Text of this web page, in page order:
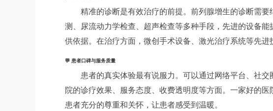
精准的诊断是有效治疗的前提。前列腺增生的诊断需
测、尿流动力学检查、超声检查等多种手段，先进的设备
供依据。在治疗方面，微创手术设备、激光治疗系统等先进
💬 患者口碑与服务质量
患者的真实体验最有说服力。可以通过网络平台、社
院的诊疗效果、服务态度、收费透明度等方面。一家好的
患者充分的尊重和关怀，让患者感受到温暖。